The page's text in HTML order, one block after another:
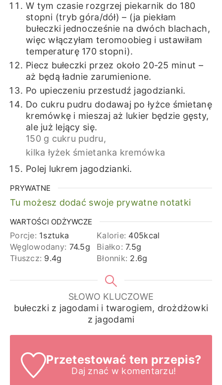
W tym czasie rozgrzej piekarnik do 180
stopni (tryb góra/dół) – (ja piekłam
bułeczki jednocześnie na dwóch blachach,
więc włączyłam teromoobieg i ustawiłam
temperaturę 170 stopni).
Piecz bułeczki przez około 20-25 minut –
aż będą ładnie zarumienione.
Po upieczeniu przestudź jagodzianki.
Do cukru pudru dodawaj po łyżce śmietanę
kremówkę i mieszaj aż lukier będzie gęsty,
ale już lejący się.
150 g cukru pudru,
kilka łyżek śmietanka kremówka
Polej lukrem jagodzianki.
PRYWATNE
Tu możesz dodać swoje prywatne notatki
WARTOŚCI ODŻYWCZE
Porcje: 1sztuka Kalorie: 405kcal
Węglowodany: 74.5g Białko:7.5g
Tłuszcz: 9.4g Błonnik: 2.6g
SŁOWO KLUCZOWE
bułeczki z jagodami i twarogiem, drożdżowki
z jagodami
Przetestować ten przepis?
Daj znać w komentarzu!